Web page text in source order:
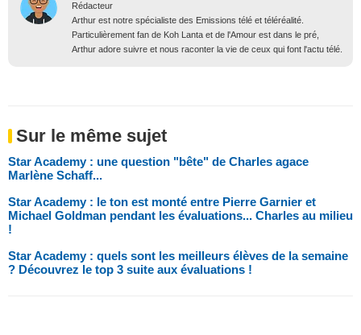
Rédacteur
Arthur est notre spécialiste des Emissions télé et téléréalité.
Particulièrement fan de Koh Lanta et de l'Amour est dans le pré,
Arthur adore suivre et nous raconter la vie de ceux qui font l'actu télé.
Sur le même sujet
Star Academy : une question "bête" de Charles agace
Marlène Schaff...
Star Academy : le ton est monté entre Pierre Garnier et
Michael Goldman pendant les évaluations... Charles au milieu
!
Star Academy : quels sont les meilleurs élèves de la semaine
? Découvrez le top 3 suite aux évaluations !